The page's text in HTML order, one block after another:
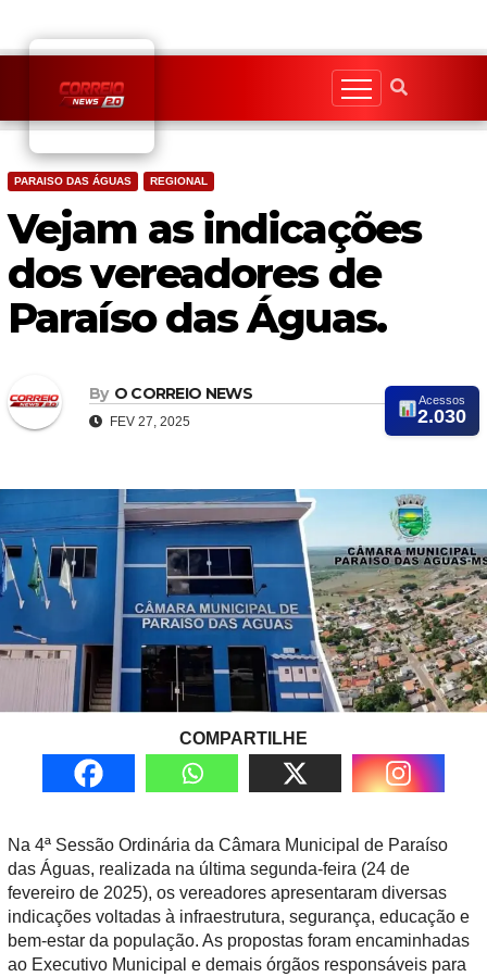
content
PARAISO DAS ÁGUAS REGIONAL
Vejam as indicações
dos vereadores de
Paraíso das Águas.
By O CORREIO NEWS
FEV 27, 2025
Acessos
2.030
COMPARTILHE
Na 4ª Sessão Ordinária da Câmara Municipal de Paraíso
das Águas, realizada na última segunda-feira (24 de
fevereiro de 2025), os vereadores apresentaram diversas
indicações voltadas à infraestrutura, segurança, educação e
bem-estar da população. As propostas foram encaminhadas
ao Executivo Municipal e demais órgãos responsáveis para